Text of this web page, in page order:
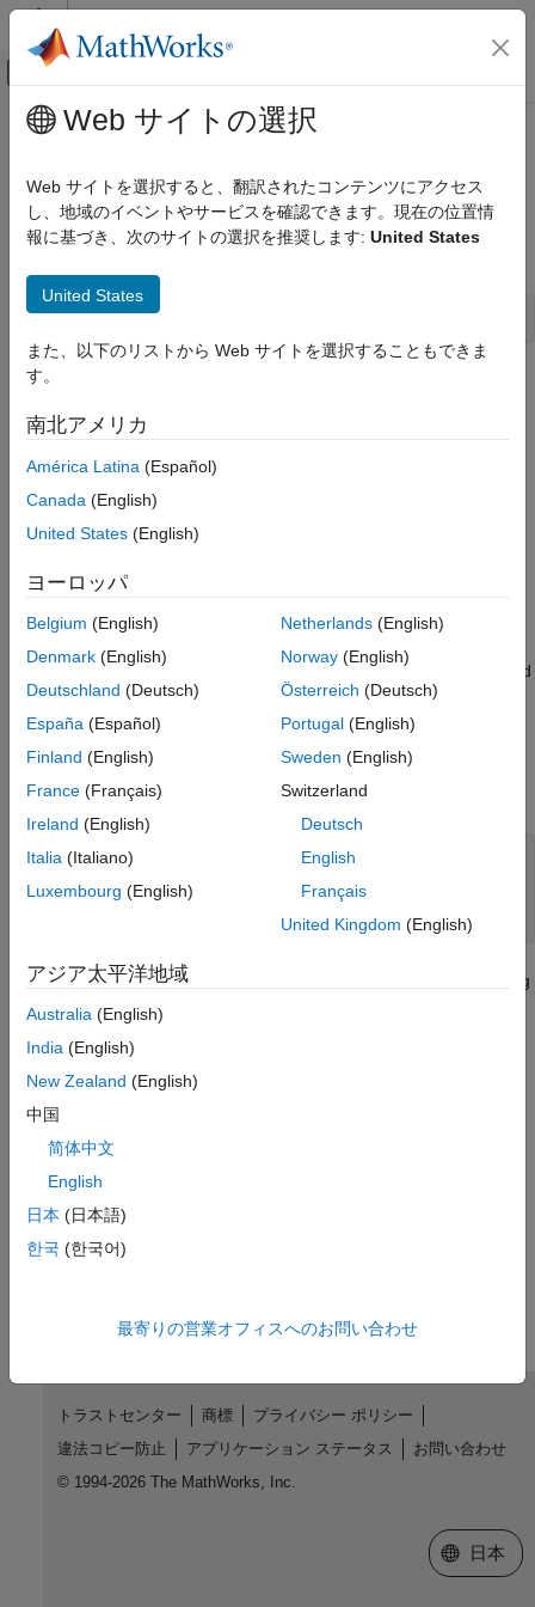
コンテンツへスキップ
オフキャンバス ナビゲーション メ
ドキュメンテーションのホーム
Robust Control Toolbox
Linear Matrix Inequalities
decnbr
Syntax
Description
Version History
See Also
メインコンテンツ
decnbr
Total number of decision variables in system of LMIs
ndec = decnbr(lmisys)
Description
The functiondecnbr
lmisys . In other words,
decision variables.
For an LMI systemlmiswith two matrix variablesXandYsuch
that
is symmetric block diagonal with one 2-by-2 full block, and
one 2-by-2 scalar block
the number of decision variables is
ndec = decnbr(LMIs)
ndec =
This is exactly the number of free entries in
when taking
structure into account (see
Version History
See Also
Web サイトの選択
Web サイトを選択すると、翻訳されたコンテンツにアクセス
し、地域のイベントやサービスを確認できます。現在の位置情
報に基づき、次のサイトの選択を推奨します: United States
United States
また、以下のリストから Web サイトを選択することもできま
す。
南北アメリカ
América Latina (Español)
Canada (English)
United States (English)
ヨーロッパ
Belgium (English)
Denmark (English)
Deutschland (Deutsch)
España (Español)
Finland (English)
France (Français)
Ireland (English)
Italia (Italiano)
Luxembourg (English)
Netherlands(English)
Norway(English)
Österreich (Deutsch)
Portugal(English)
Sweden (English)
Switzerland
Deutsch
English
Français
United Kingdom (English)
アジア太平洋地域
Australia (English)
India (English)
New Zealand (English)
中国
简体中文
English
日本 (日本語)
한국 (한국어)
最寄りの営業オフィスへのお問い合わせ
トラストセンター 商標
プライバシー ポリシー
違法コピー防止
アプリケーション ステータス
お問い合わせ
© 1994-2026 The MathWorks, Inc.
Web サイ
日本